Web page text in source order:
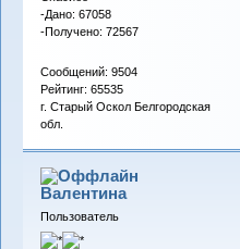
-Дано: 67058
-Получено: 72567
Сообщений: 9504
Рейтинг: 65535
г. Старый Оскол Белгородская
обл.
Валентина
Пользователь